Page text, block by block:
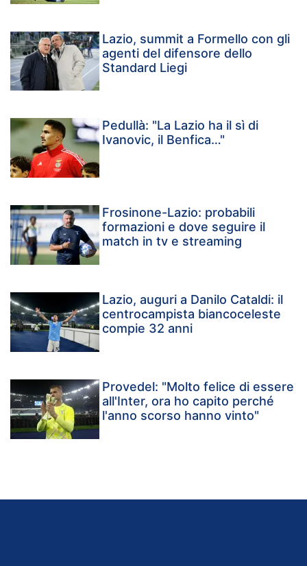
Lazio, summit a Formello con gli
agenti del difensore dello
Standard Liegi
Pedullà: "La Lazio ha il sì di
Ivanovic, il Benfica…"
Frosinone-Lazio: probabili
formazioni e dove seguire il
match in tv e streaming
Lazio, auguri a Danilo Cataldi: il
centrocampista biancoceleste
compie 32 anni
Provedel: "Molto felice di essere
all'Inter, ora ho capito perché
l'anno scorso hanno vinto"